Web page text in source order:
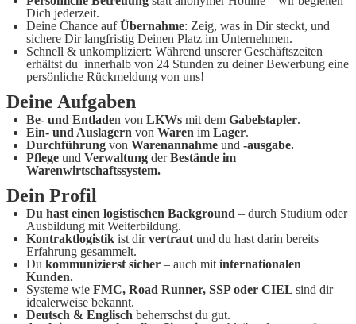
Dich jederzeit.
Deine Chance aufÜbernahme: Zeig, was in Dir steckt, und
sichere Dir langfristig Deinen Platz im Unternehmen.
Schnell & unkompliziert: Während unserer Geschäftszeiten
erhältst du innerhalb von 24 Stunden zu deiner Bewerbung eine
persönliche Rückmeldung von uns!
Deine Aufgaben
Be- und Entladen von LKWs mit dem Gabelstapler.
Ein- und Auslagern von Waren im Lager.
Durchführung von Warenannahme und -ausgabe.
Pflege und Verwaltung derBestände im
Warenwirtschaftssystem.
Dein Profil
Du hast einen logistischen Background – durch Studium oder
Ausbildung mit Weiterbildung.
Kontraktlogistik ist dirvertrautund du hast darin bereits
Erfahrung gesammelt.
Du kommunizierst sicher – auch mitinternationalen
Kunden.
Systeme wie FMC, Road Runner, SSP oder CIEL sind dir
idealerweise bekannt.
Deutsch & Englisch beherrschst du gut.